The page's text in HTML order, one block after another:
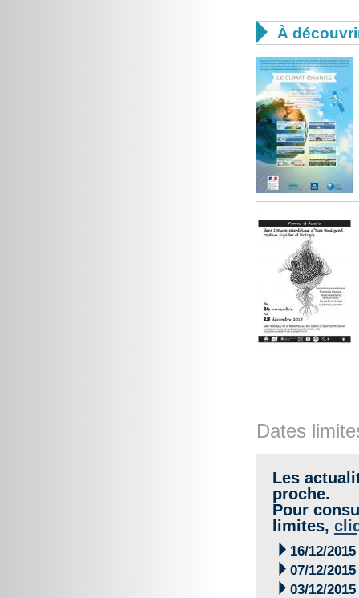
 À
Dates
Les
proche.
Pour
limites,
 16/12/2015
 07/12/2015
 03/12/2015